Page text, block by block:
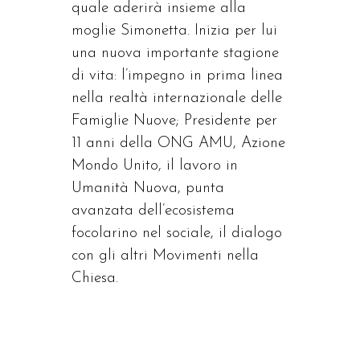
quale aderirà insieme alla
moglie Simonetta. Inizia per lui
una nuova importante stagione
di vita: l’impegno in prima linea
nella realtà internazionale delle
Famiglie Nuove; Presidente per
11 anni della ONG AMU, Azione
Mondo Unito, il lavoro in
Umanità Nuova, punta
avanzata dell’ecosistema
focolarino nel sociale, il dialogo
con gli altri Movimenti nella
Chiesa.